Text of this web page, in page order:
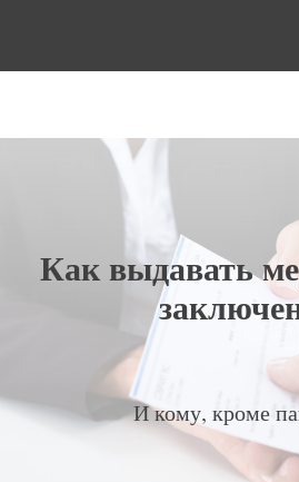
Как выдавать
И кому, кроме